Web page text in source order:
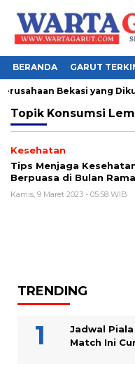
BERANDA GARUT
Bekasi yang
Topik Konsumsi
Kesehatan
Tips Menjaga
Berpuasa di Bulan
Kamis, 9 Maret 2023 - 05:58 WIB
TRENDING
Jadwal
Match Ini